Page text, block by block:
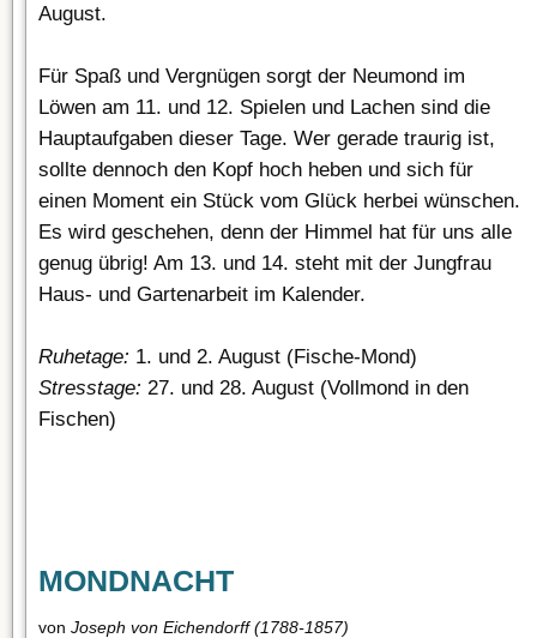
August.
Für Spaß und Vergnügen sorgt der Neumond im
Löwen am 11. und 12. Spielen und Lachen sind die
Hauptaufgaben dieser Tage. Wer gerade traurig ist,
sollte dennoch den Kopf hoch heben und sich für
einen Moment ein Stück vom Glück herbei wünschen.
Es wird geschehen, denn der Himmel hat für uns alle
genug übrig! Am 13. und 14. steht mit der Jungfrau
Haus- und Gartenarbeit im Kalender.
Ruhetage: 1. und 2. August (Fische-Mond)
Stresstage: 27. und 28. August (Vollmond in den
Fischen)
MONDNACHT
von Joseph von Eichendorff (1788-1857)